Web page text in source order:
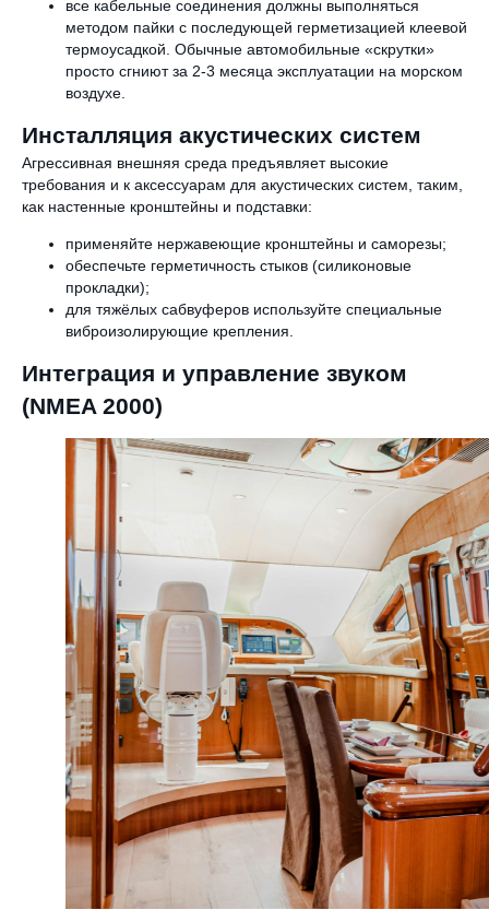
все кабельные соединения должны выполняться
методом пайки с последующей герметизацией клеевой
термоусадкой. Обычные автомобильные «скрутки»
просто сгниют за 2-3 месяца эксплуатации на морском
воздухе.
Инсталляция акустических систем
Агрессивная внешняя среда предъявляет высокие
требования и к аксессуарам для акустических систем, таким,
как настенные кронштейны и подставки:
применяйте нержавеющие кронштейны и саморезы;
обеспечьте герметичность стыков (силиконовые
прокладки);
для тяжёлых сабвуферов используйте специальные
виброизолирующие крепления.
Интеграция и управление звуком
(NMEA 2000)
РАЗРАБОТКА ТЕХНИЧЕСКОЙ
КОНЦЕПЦИИ
Инженерная логика — всё чётко по схеме,
ничего лишнего. Создаём уникальные
решения под каждый проект с учётом
творческих задач, бюджета, архитектуры
пространства и особенностей репертуара.
ЗАКАЗАТЬ УСЛУГУ
ПРОЕКТНАЯ
ДОКУМЕНТАЦИЯ
Полный пакет технологической документации
по ГОСТ: чертежи, схемы, спецификации,
пояснительная записка. Готовим материалы
для согласования на всех этапах
ЗАКАЗАТЬ УСЛУГУ